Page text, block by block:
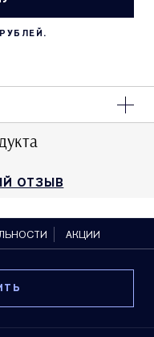
ОТЗЫВ
АКЦИИ